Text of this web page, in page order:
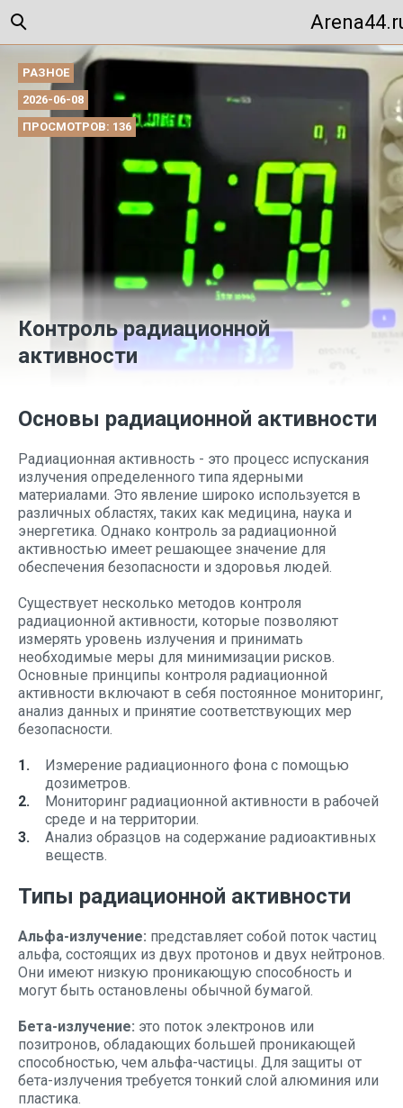
РАЗНОЕ
2026-06-08
ПРОСМОТРОВ: 136
Контроль радиационной
активности
Основы радиационной активности
Радиационная активность - это процесс испускания
излучения определенного типа ядерными
материалами. Это явление широко используется в
различных областях, таких как медицина, наука и
энергетика. Однако контроль за радиационной
активностью имеет решающее значение для
обеспечения безопасности и здоровья людей.
Существует несколько методов контроля
радиационной активности, которые позволяют
измерять уровень излучения и принимать
необходимые меры для минимизации рисков.
Основные принципы контроля радиационной
активности включают в себя постоянное мониторинг,
анализ данных и принятие соответствующих мер
безопасности.
Измерение радиационного фона с помощью
дозиметров.
Мониторинг радиационной активности в рабочей
среде и на территории.
Анализ образцов на содержание радиоактивных
веществ.
Типы радиационной активности
Альфа-излучение: представляет собой поток частиц
альфа, состоящих из двух протонов и двух нейтронов.
Они имеют низкую проникающую способность и
могут быть остановлены обычной бумагой.
Бета-излучение: это поток электронов или
позитронов, обладающих большей проникающей
способностью, чем альфа-частицы. Для защиты от
бета-излучения требуется тонкий слой алюминия или
пластика.